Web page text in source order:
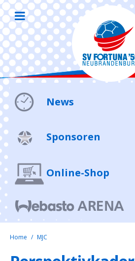
News
Sponsoren
Online-Shop
Home MJC